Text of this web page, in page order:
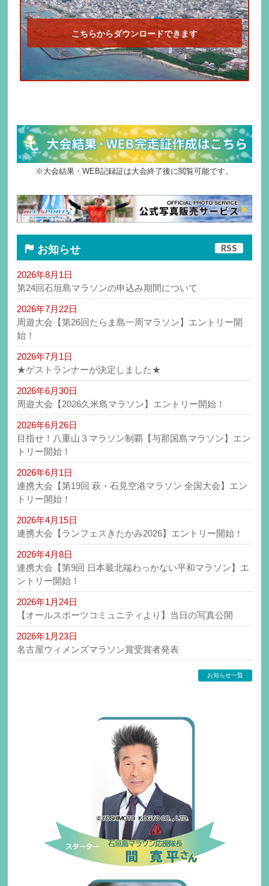
こちらからダウンロードできます
※大会結果・WEB記録証は大会終了後に閲覧可能です。
お知らせ RSS
2026年8月1日
第24回石垣島マラソンの申込み期間について
2026年7月22日
周遊大会【第26回たらま島一周マラソン】エントリー開
始！
2026年7月1日
★ゲストランナーが決定しました★
2026年6月30日
周遊大会【2026久米島マラソン】エントリー開始！
2026年6月26日
目指せ！八重山３マラソン制覇【与那国島マラソン】エン
トリー開始！
2026年6月1日
連携大会【第19回 萩・石見空港マラソン 全国大会】エン
トリー開始！
2026年4月15日
連携大会【ランフェスきたかみ2026】エントリー開始！
2026年4月8日
連携大会【第9回 日本最北端わっかない平和マラソン】エ
ントリー開始！
2026年1月24日
【オールスポーツコミュニティより】当日の写真公開
2026年1月23日
名古屋ウィメンズマラソン賞受賞者発表
お知らせ一覧